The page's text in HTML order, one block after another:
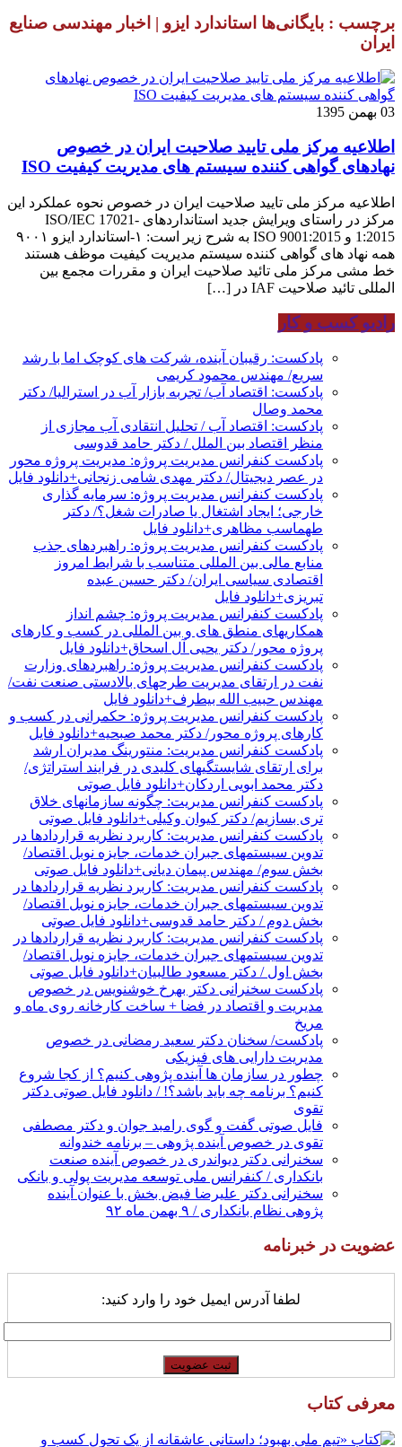
برچسب : بایگانی‌ها استاندارد ایزو | اخبار مهندسی صنایع
ایران
03 بهمن 1395
اطلاعیه مرکز ملی تایید صلاحیت ایران در خصوص
نهادهای گواهی کننده سیستم های مدیریت کیفیت ISO
اطلاعیه مرکز ملی تایید صلاحیت ایران در خصوص نحوه عملکرد این
مرکز در راستای ویرایش جدید استانداردهای ISO/IEC 17021-
1:2015 و ISO 9001:2015 به شرح زیر است: ۱-استاندارد ایزو ۹۰۰۱
همه نهاد های گواهی کننده سیستم مدیریت کیفیت موظف هستند
خط مشی مرکز ملی تائید صلاحیت ایران و مقررات مجمع بین
المللی تائید صلاحیت IAF در […]
رادیو کسب و کار
پادکست: رقیبان آینده، شرکت های کوچک اما با رشد
سریع/ مهندس محمود کریمی
پادکست: اقتصاد آب/ تجربه بازار آب در استرالیا/ دکتر
محمد وصال
پادکست: اقتصاد آب / تحلیل انتقادی آب مجازی از
منظر اقتصاد بین الملل / دکتر حامد قدوسی
پادکست کنفرانس مدیریت پروژه: مدیریت پروژه محور
در عصر دیجیتال/ دکتر مهدی شامی زنجانی+دانلود فایل
پادکست کنفرانس مدیریت پروژه: سرمایه گذاری
خارجی؛ ایجاد اشتغال یا صادرات شغل؟/ دکتر
طهماسب مظاهری+دانلود فایل
پادکست کنفرانس مدیریت پروژه: راهبردهای جذب
منابع مالی بین المللی متناسب با شرایط امروز
اقتصادی سیاسی ایران/ دکتر حسین عبده
تبریزی+دانلود فایل
پادکست کنفرانس مدیریت پروژه: چشم انداز
همکاریهای منطق های و بین المللی در کسب و کارهای
پروژه محور/ دکتر یحیی آل اسحاق+دانلود فایل
پادکست کنفرانس مدیریت پروژه: راهبردهای وزارت
نفت در ارتقای مدیریت طرحهای بالادستی صنعت نفت/
مهندس حبیب الله بیطرف+دانلود فایل
پادکست کنفرانس مدیریت پروژه: حکمرانی در کسب و
کارهای پروژه محور/ دکتر محمد صبحیه+دانلود فایل
پادکست کنفرانس مدیریت: منتورینگ مدیران ارشد
برای ارتقای شایستگیهای کلیدی در فرایند استراتژی/
دکتر محمد ابویی اردکان+دانلود فایل صوتی
پادکست کنفرانس مدیریت: چگونه سازمانهای خلاق
تری بسازیم/ دکتر کیوان وکیلی+دانلود فایل صوتی
پادکست کنفرانس مدیریت: کاربرد نظریه قراردادها در
تدوین سیستمهای جبران خدمات، جایزه نوبل اقتصاد/
بخش سوم/ مهندس پیمان دیانی+دانلود فایل صوتی
پادکست کنفرانس مدیریت: کاربرد نظریه قراردادها در
تدوین سیستمهای جبران خدمات، جایزه نوبل اقتصاد/
بخش دوم / دکتر حامد قدوسی+دانلود فایل صوتی
پادکست کنفرانس مدیریت: کاربرد نظریه قراردادها در
تدوین سیستمهای جبران خدمات، جایزه نوبل اقتصاد/
بخش اول / دکتر مسعود طالبیان+دانلود فایل صوتی
پادکست سخنرانی دکتر بهرخ خوشنویس در خصوص
مدیریت و اقتصاد در فضا + ساخت کارخانه روی ماه و
مریخ
پادکست/ سخنان دکتر سعید رمضانی در خصوص
مدیریت دارایی های فیزیکی
چطور در سازمان ها آینده پژوهی کنیم؟ از کجا شروع
کنیم؟ برنامه چه باید باشد؟! / دانلود فایل صوتی دکتر
تقوی
فایل صوتی گفت و گوی رامبد جوان و دکتر مصطفی
تقوی در خصوص آینده پژوهی – برنامه خندوانه
سخنرانی دکتر دیواندری در خصوص آینده صنعت
بانکداری / کنفرانس ملی توسعه مدیریت پولی و بانکی
سخنرانی دکتر علیرضا فیض بخش با عنوان آینده
پژوهی نظام بانکداری / ۹ بهمن ماه ۹۲
عضویت در خبرنامه
لطفا آدرس ایمیل خود را وارد کنید:
معرفی کتاب